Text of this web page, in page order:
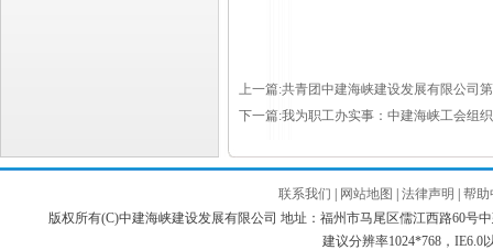
上一篇:共青团中建海峡建设发展有限公司
下一篇:我为职工办实事：中建海峡工会组
联系我们 网站地图 法律声明
帮助
版权所有(C)中建海峡建设发展有限公司 地址：福州市马尾区儒江西路60号中
建议分辨率1024*768，IE6.0